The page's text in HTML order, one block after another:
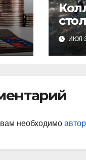
ИЮЛ
необходимо